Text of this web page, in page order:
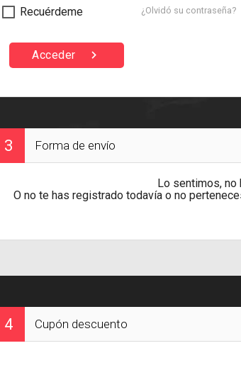
Recuérdeme ¿Olvidó su contraseña?
Acceder chevron_right
3 Forma de envío
Lo sentimos, no
O no te has registrado todavía o no
4 Cupón descuento